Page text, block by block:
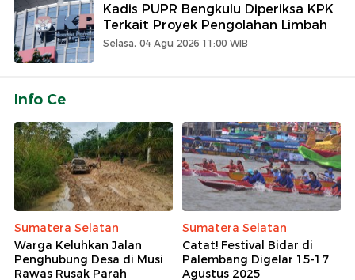
Kadis PUPR Bengkulu Diperiksa KPK
Terkait Proyek Pengolahan Limbah
Selasa, 04 Agu 2026 11:00 WIB
Info Ce
Sumatera Selatan
Warga Keluhkan Jalan
Penghubung Desa di Musi
Rawas Rusak Parah
Sumatera Selatan
Catat! Festival Bidar di
Palembang Digelar 15-17
Agustus 2025